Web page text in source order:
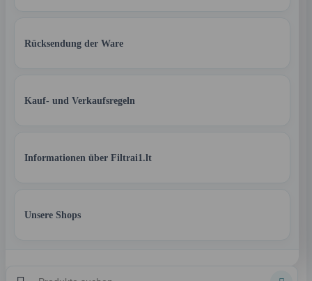
Rücksendung der Ware
Kauf- und Verkaufsregeln
Informationen über Filtrai1.lt
Unsere Shops